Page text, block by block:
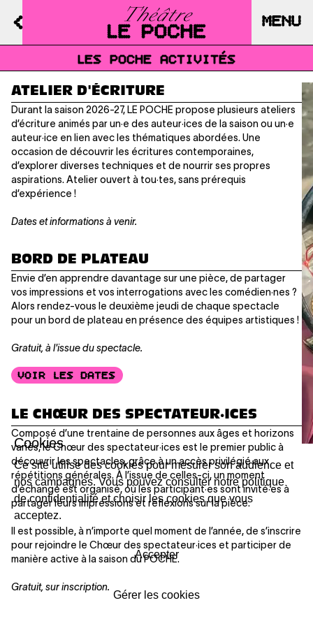
Cookies
Ce site utilise des cookies pour mesurer son audience et
nos campagnes. Vous pouvez consulter notre politique
de confidentialité et choisir les cookies que vous
acceptez.
Accepter
Gérer les cookies
MENU
LES POCHE ACTIVITÉS
ATELIER D'ÉCRITURE
Durant la saison 2026-27, LE POCHE propose plusieurs ateliers
d’écriture animés par un·e des auteur·ices de la saison ou un·e
auteur·ice en lien avec les thématiques abordées. Une
occasion de découvrir les écritures contemporaines,
d’explorer diverses techniques et de nourrir ses propres
aspirations. Atelier ouvert à tou·tes, sans prérequis
d’expérience !
Dates et informations à venir.
BORD DE PLATEAU
Envie d’en apprendre davantage sur une pièce, de partager
vos impressions et vos interrogations avec les comédien·nes ?
Alors rendez-vous le deuxième jeudi de chaque spectacle
pour un bord de plateau en présence des équipes artistiques !
Gratuit, à l'issue du spectacle.
VOIR LES DATES
LE CHŒUR DES SPECTATEUR·ICES
Composé d’une trentaine de personnes aux âges et horizons
variés, le Chœur des spectateur·ices est le premier public à
découvrir les spectacles, grâce à un accès privilégié aux
répétitions générales. À l’issue de celles-ci, un moment
d’échange est organisé, où les participant·es sont invité·es à
partager leurs impressions et réflexions sur la pièce.
Il est possible, à n’importe quel moment de l’année, de s’inscrire
pour rejoindre le Chœur des spectateur·ices et participer de
manière active à la saison du POCHE.
Gratuit, sur inscription.